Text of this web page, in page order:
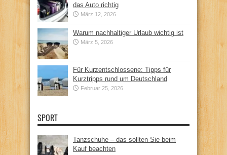
das Auto richtig
März 12, 2026
Warum nachhaltiger Urlaub wichtig ist
März 5, 2026
Für Kurzentschlossene: Tipps für
Kurztripps rund um Deutschland
Februar 25, 2026
SPORT
Tanzschuhe – das sollten Sie beim
Kauf beachten